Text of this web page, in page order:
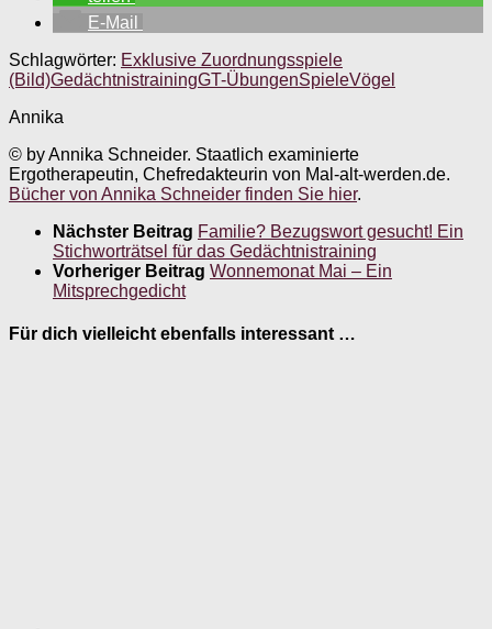
E-Mail
Schlagwörter: Exklusive Zuordnungsspiele
(Bild)GedächtnistrainingGT-ÜbungenSpieleVögel
Annika
© by Annika Schneider. Staatlich examinierte
Ergotherapeutin, Chefredakteurin von Mal-alt-werden.de.
Bücher von Annika Schneider finden Sie hier.
Nächster Beitrag Familie? Bezugswort gesucht! Ein
Stichworträtsel für das Gedächtnistraining
Vorheriger Beitrag Wonnemonat Mai – Ein
Mitsprechgedicht
Für dich vielleicht ebenfalls interessant …